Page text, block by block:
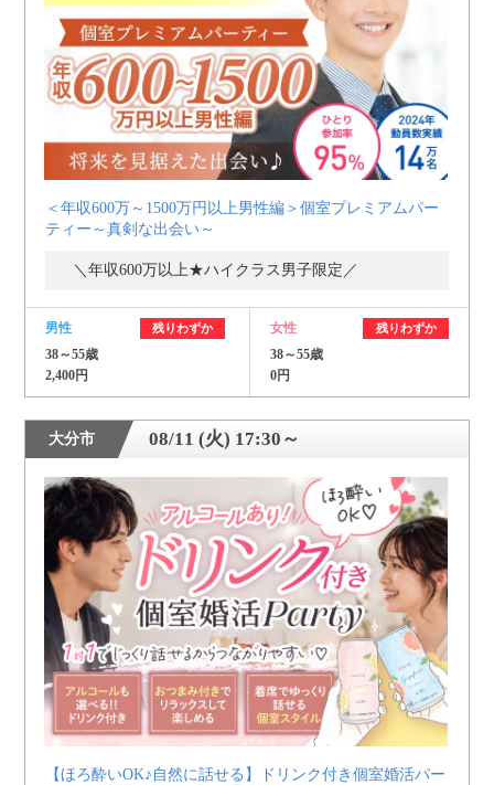
＜年収600万～1500万円以上男性編＞個室プレミアムパー
ティー～真剣な出会い～
＼年収600万以上★ハイクラス男子限定／
男性 残りわずか
38～55歳
2,400円
女性 残りわずか
38～55歳
0円
大分市 08/11 (火) 17:30～
【ほろ酔いOK♪自然に話せる】ドリンク付き個室婚活パー